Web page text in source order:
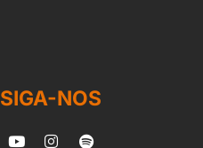
SIGA-NOS